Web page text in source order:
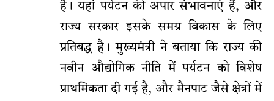
है। यहां पर्यटन की अपार संभावनाएं हैं, और
राज्य सरकार इसके समग्र विकास के लिए
प्रतिबद्ध है। मुख्यमंत्री ने बताया कि राज्य की
नवीन औद्योगिक नीति में पर्यटन को विशेष
प्राथमिकता दी गई है, और मैनपाट जैसे क्षेत्रों में